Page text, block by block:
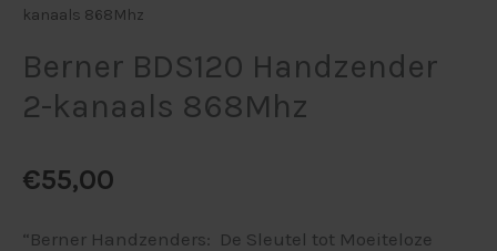
kanaals 868Mhz
Berner BDS120 Handzender
2-kanaals 868Mhz
€55,00
“Berner Handzenders: De Sleutel tot Moeiteloze